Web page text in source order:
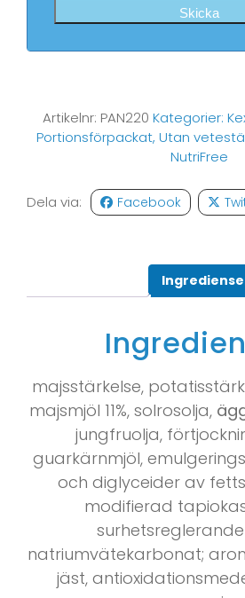
Skicka
Artikelnr: PAN220 Kategorier:
Portionsförpackat, Utan
NutriFree
Dela via: Facebook
majsstärkelse,
majsmjöl 11%, solrosolja,
jungfruolja,
guarkärnmjöl,
och diglyceider av
modifierad
natriumvätekarbonat;
jäst,